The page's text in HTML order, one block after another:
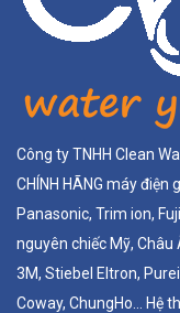
Công ty TNHH Clean
CHÍNH HÃNG máy
Panasonic, Trim ion,
nguyên chiếc Mỹ, Châu
3M, Stiebel Eltron,
Coway, ChungHo... Hệ